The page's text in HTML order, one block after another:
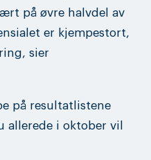
på øvre halvdel av
er kjempestort,
sier
på resultatlistene
allerede i oktober vil